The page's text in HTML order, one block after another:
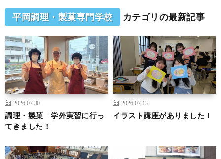
平岡調理・製菓専門学校 カテゴリの最新記事
2026.07.30
調理・製菓 学外実習に行っ
てきました！
2026.07.13
イラスト講座がありました！